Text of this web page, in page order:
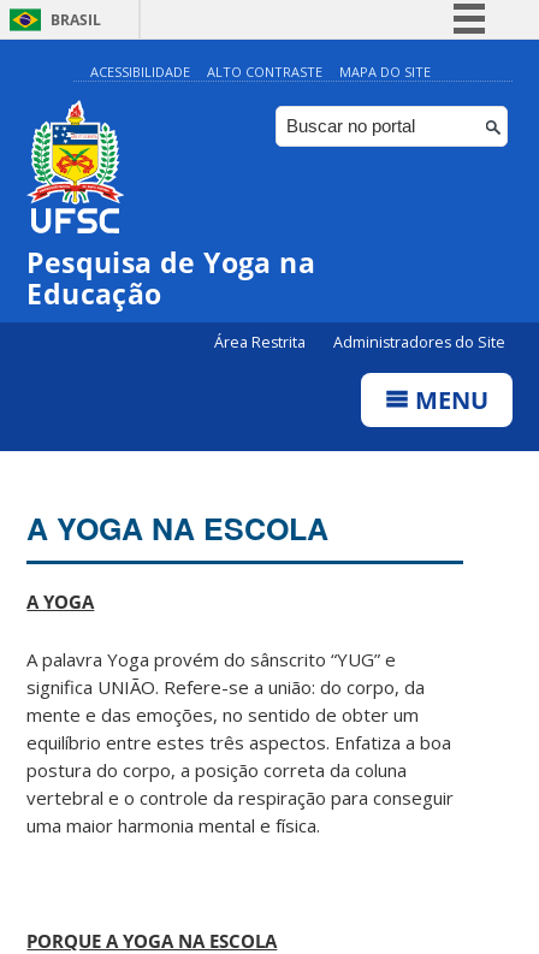
BRASIL
Simplifique!
Comunica BR
Participe
ACESSIBILIDADE ALTO CONTRASTE MAPA DO SITE
Pesquisa de Yoga na
Educação
Área Restrita Administradores do Site
MENU
A YOGA NA ESCOLA
A YOGA
A palavra Yoga provém do sânscrito “YUG” e
significa UNIÃO. Refere-se a união: do corpo, da
mente e das emoções, no sentido de obter um
equilíbrio entre estes três aspectos. Enfatiza a boa
postura do corpo, a posição correta da coluna
vertebral e o controle da respiração para conseguir
uma maior harmonia mental e física.
PORQUE A YOGA NA ESCOLA